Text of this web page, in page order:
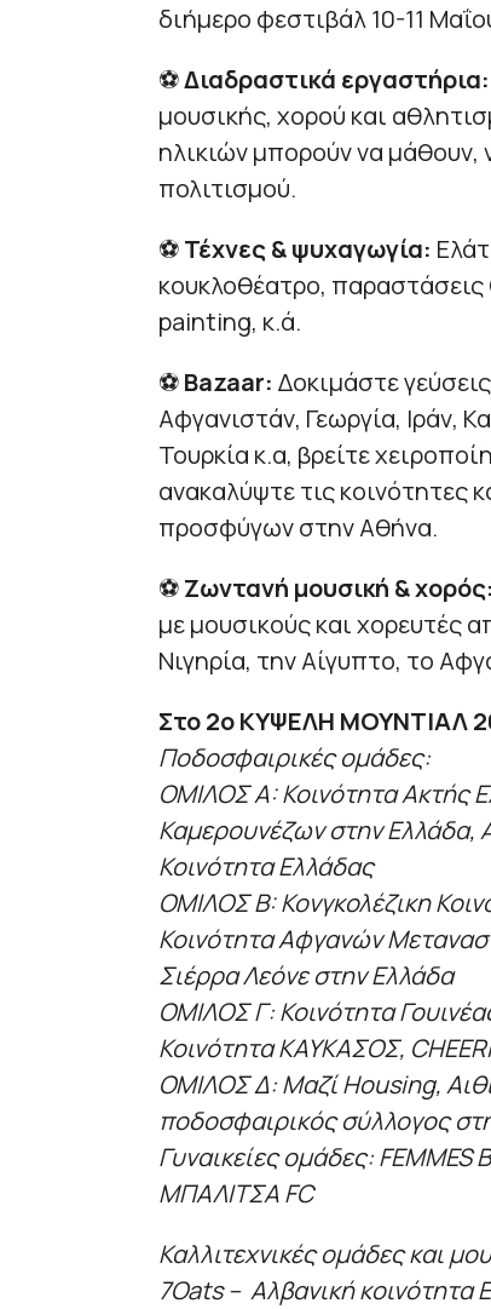
διήμερο φεστιβάλ 10-11
⚽Διαδραστικά εργαστήρια:
μουσικής, χορού και
ηλικιών μπορούν να
πολιτισμού.
⚽Τέχνες & ψυχαγωγία:
κουκλοθέατρο,
painting, κ.ά.
⚽Bazaar: Δοκιμάστε
Αφγανιστάν, Γεωργία, Ιράν,
Τουρκία κ.α, βρείτε
ανακαλύψτε τις κοινότητες
προσφύγων στην Αθήνα.
⚽Ζωντανή μουσική & χορός:
με μουσικούς και χορευτές
Νιγηρία, την Αίγυπτο, το
Στο 2ο ΚΥΨΕΛΗ ΜΟΥΝΤΙΑΛ
Ποδοσφαιρικές ομάδες:
ΟΜΙΛΟΣ A: Κοινότητα Ακτής
Καμερουνέζων στην Ελλάδα,
Κοινότητα Ελλάδας
ΟΜΙΛΟΣ B: Κονγκολέζικη
Κοινότητα Αφγανών
Σιέρρα Λεόνε στην Ελλάδα
ΟΜΙΛΟΣ Γ: Κοινότητα
Κοινότητα ΚΑΥΚΑΣΟΣ,
ΟΜΙΛΟΣ Δ: Mαζί Housing,
ποδοσφαιρικός σύλλογος
Γυναικείες ομάδες: FEMMES
ΜΠΑΛΙΤΣΑ FC
Καλλιτεχνικές ομάδες και
7Oats – Αλβανική κοινότητα